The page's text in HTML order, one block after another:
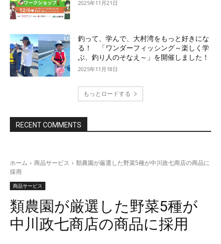
2025年11月21日
釣って、学んで、大村湾をもっと好きにな
る！ 「ワンダーフィッシング～楽しく学
ぶ、釣り人のそなえ～」を開催しました！
2025年11月18日
もっとロードする
RECENT COMMENTS